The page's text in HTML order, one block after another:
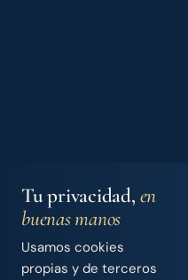
Tu privacidad, en
buenas manos
Usamos cookies
propias y de terceros